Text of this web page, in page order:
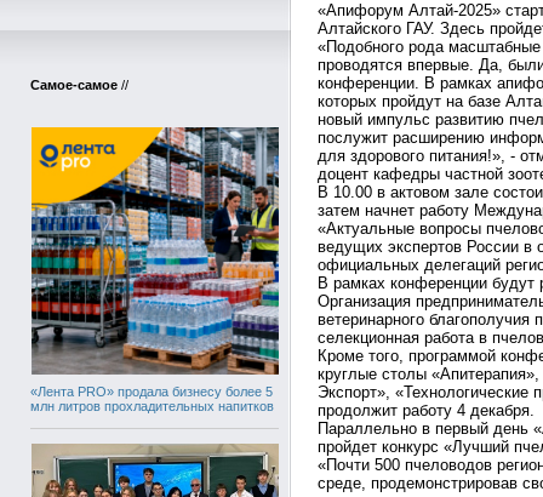
Самое-самое //
«Лента PRO» продала бизнесу более 5
млн литров прохладительных напитков
«Апифорум Алтай-2025»
Алтайского ГАУ. Здесь
«Подобного рода
проводятся впервые. Да,
конференции. В рамках
которых пройдут на базе
новый импульс развитию
послужит расширению
для здорового питания!», -
доцент кафедры частной
В 10.00 в актовом зале
затем начнет работу
«Актуальные вопросы
ведущих экспертов России в
официальных делегаций
В рамках конференции будут
Организация
ветеринарного
селекционная работа в
Кроме того, программой
круглые столы
Экспорт»,
продолжит работу 4 декабря.
Параллельно в первый день
пройдет конкурс «Лучший
«Почти 500 пчеловодов
среде, продемонстрировав